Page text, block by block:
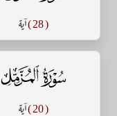
( 28 ) آية
سورة المزمل
( 20 ) آية